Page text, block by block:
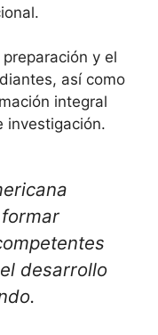
y el
así como
integral
investigación.
desarrollo